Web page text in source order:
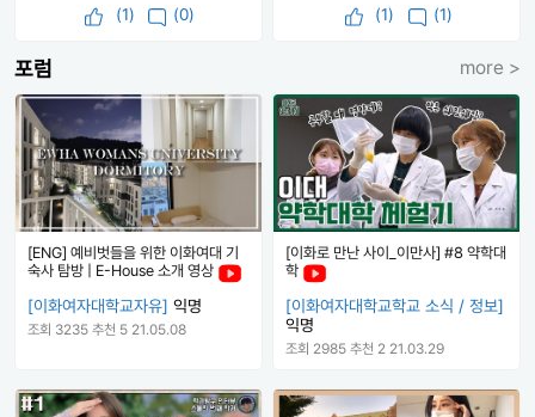
(1) (0) (1) (1)
포럼 more >
[ENG] 예비벗들을 위한 이화여대 기
숙사 탐방 | E-House 소개 영상
[이화여자대학교자유] 익명
조회 3235 추천 5 21.05.08
[이화로 만난 사이_이만사] #8 약학대
학
[이화여자대학교학교 소식 / 정보]
익명
조회 2985 추천 2 21.03.29